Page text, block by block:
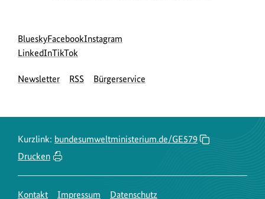
Social
Media
Blueskyzur
Bluesky-
des
Facebookzur
des
Instagram
des
LinkedInzur
Seite
zur
Seite
TikTok
Newsletter RSS Bürgerservice
Kurzlink: bundesumweltministerium.de/GE579
Drucken
Kontakt Impressum Datenschutz